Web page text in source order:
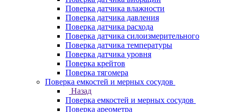
Поверка датчика влажности
Поверка датчика давления
Поверка датчика расхода
Поверка датчика силоизмерительного
Поверка датчика температуры
Поверка датчика уровня
Поверка крейтов
Поверка тягомера
Поверка емкостей и мерных сосудов
Назад
Поверка емкостей и мерных сосудов
Поверка ареометра